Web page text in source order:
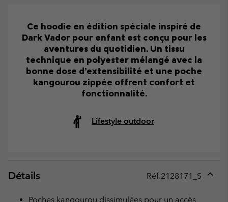
Ce hoodie en édition spéciale inspiré de
Dark Vador pour enfant est conçu pour les
aventures du quotidien. Un tissu
technique en polyester mélangé avec la
bonne dose d’extensibilité et une poche
kangourou zippée offrent confort et
fonctionnalité.
Lifestyle outdoor
Détails Réf.2128171_S
Poches kangourou dissimulées pour un accès